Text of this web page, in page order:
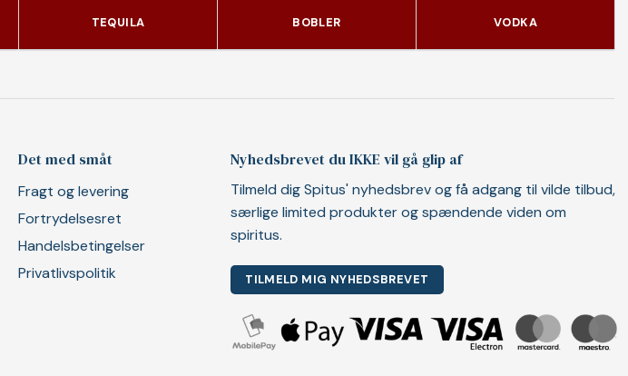
TEQUILA BOBLER VODKA
Det med småt
Fragt og levering
Fortrydelsesret
Handelsbetingelser
Privatlivspolitik
Nyhedsbrevet du IKKE vil gå glip af
Tilmeld dig Spitus' nyhedsbrev og få adgang til vilde tilbud,
særlige limited produkter og spændende viden om
spiritus.
TILMELD MIG NYHEDSBREVET